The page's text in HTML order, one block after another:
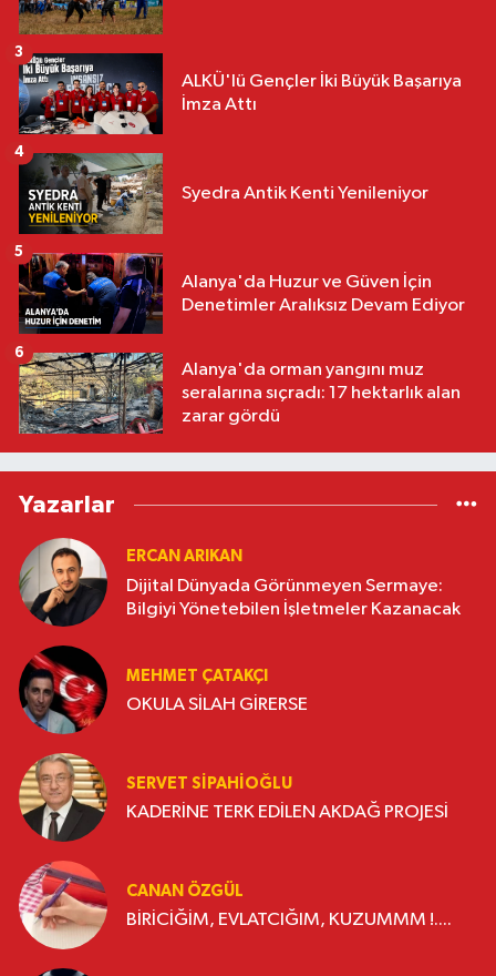
ALKÜ'lü Gençler İki Büyük Başarıya
İmza Attı
3
Syedra Antik Kenti Yenileniyor
4
Alanya'da Huzur ve Güven İçin
Denetimler Aralıksız Devam Ediyor
5
Alanya'da orman yangını muz
seralarına sıçradı: 17 hektarlık alan
zarar gördü
6
Yazarlar
ERCAN ARIKAN
Dijital Dünyada Görünmeyen Sermaye:
Bilgiyi Yönetebilen İşletmeler Kazanacak
MEHMET ÇATAKÇI
OKULA SİLAH GİRERSE
SERVET SİPAHİOĞLU
KADERİNE TERK EDİLEN AKDAĞ PROJESİ
CANAN ÖZGÜL
BİRİCİĞİM, EVLATCIĞIM, KUZUMMM !....